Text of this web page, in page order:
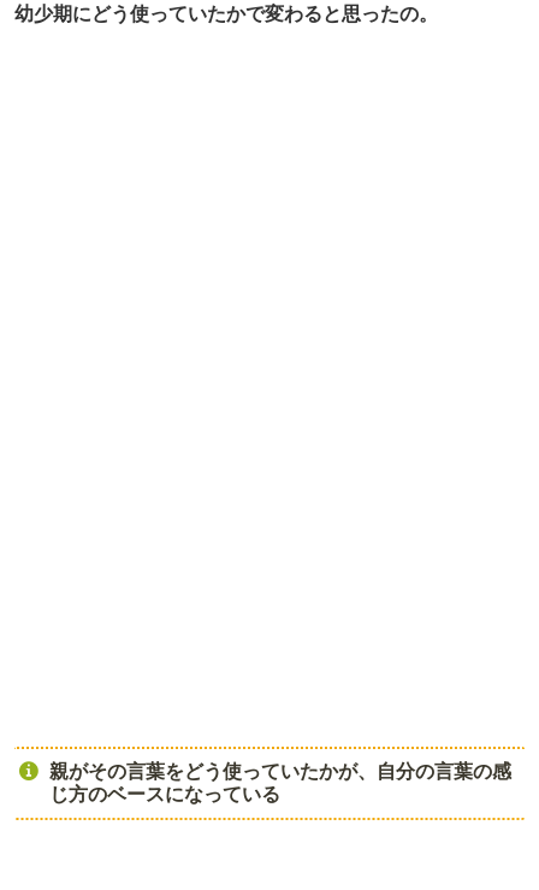
幼少期にどう使っていたかで変わると思ったの。
親がその言葉をどう使っていたかが、自分の言葉の感
じ方のベースになっている